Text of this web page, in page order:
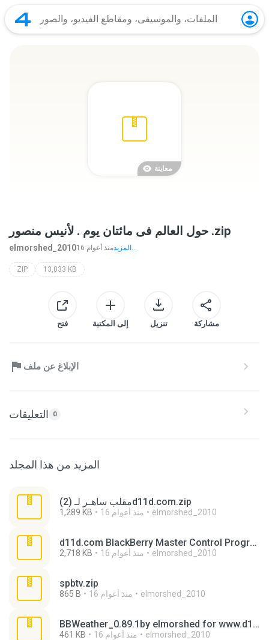
معاينة
حول العالم فى مائتان يوم . لأنيس منصور .zip
elmorshed_2010 16 منذ أعوام المزيد...
ZIP 13,033 KB
فتح إلى المكتبة تنزيل مشاركة
الإبلاغ عن ملف
التعليقات 0
المزيد من هذا المجلد
(2) مقلب ساهـر لـd11d.com.zip
1,289 KB 16 منذ أعوام elmorshed_2010
d11d.com BlackBerry Master Control Program 0.9.2.1.zip
2,718 KB 16 منذ أعوام elmorshed_2010
spbtv.zip
865 B 16 منذ أعوام elmorshed_2010
BBWeather_0.89.1by elmorshed for www.d11d.com.zip
461 KB 16 منذ أعوام elmorshed_2010